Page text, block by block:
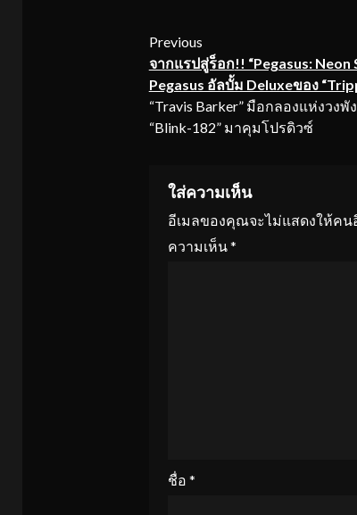
Continue
Reading
Previous
จากแรปสู่ร็อก!! “Pegasus: Neon
Pegasus อัลบั้ม Deluxeของ
“Travis Barker” มือกลองแห่งวง
“Blink-182” มาคุมโปรดิวซ์
ใส่ความเห็น
อีเมลของคุณจะไม่แสดงให้คน
ความเห็น*
ชื่อ *